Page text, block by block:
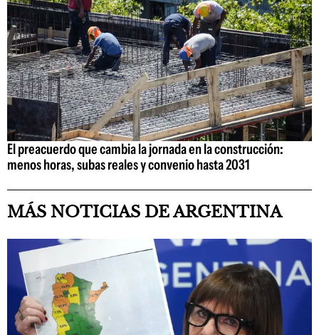
El preacuerdo que cambia la jornada en la construcción:
menos horas, subas reales y convenio hasta 2031
MÁS NOTICIAS DE ARGENTINA